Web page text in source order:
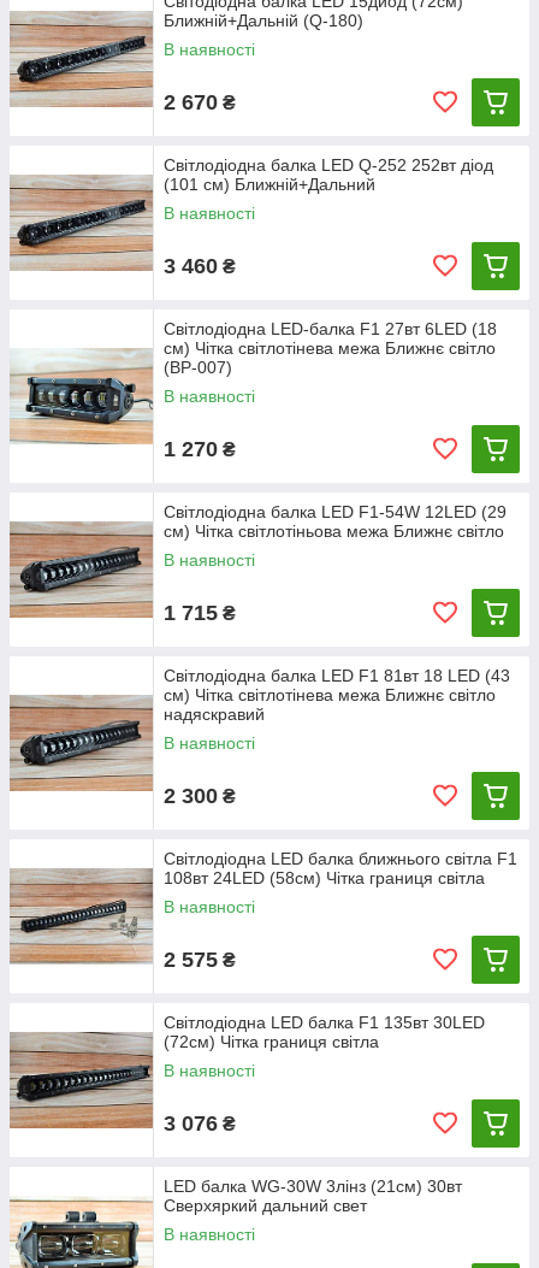
Ближній+Дальній (Q-180)
В наявності
2 670 ₴
Світлодіодна балка LED Q-252 252вт діод
(101 см) Ближній+Дальний
В наявності
3 460 ₴
Світлодіодна LED-балка F1 27вт 6LED (18
см) Чітка світлотінева межа Ближнє світло
(ВР-007)
В наявності
1 270 ₴
Світлодіодна балка LED F1-54W 12LED (29
см) Чітка світлотіньова межа Ближнє світло
В наявності
1 715 ₴
Світлодіодна балка LED F1 81вт 18 LED (43
см) Чітка світлотінева межа Ближнє світло
надяскравий
В наявності
2 300 ₴
Світлодіодна LED балка ближнього світла F1
108вт 24LED (58см) Чітка границя світла
В наявності
2 575 ₴
Світлодіодна LED балка F1 135вт 30LED
(72см) Чітка границя світла
В наявності
3 076 ₴
LED балка WG-30W 3лінз (21см) 30вт
Сверхяркий дальний свет
В наявності